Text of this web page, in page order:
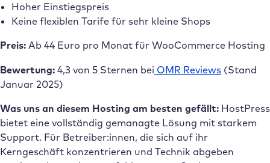
Hoher Einstiegspreis
Keine flexiblen Tarife für sehr kleine Shops
Preis: Ab 44 Euro pro Monat für WooCommerce Hosting
Bewertung: 4,3 von 5 Sternen bei OMR Reviews (Stand
Januar 2025)
Was uns an diesem Hosting am besten gefällt: HostPress
bietet eine vollständig gemanagte Lösung mit starkem
Support. Für Betreiber:innen, die sich auf ihr
Kerngeschäft konzentrieren und Technik abgeben